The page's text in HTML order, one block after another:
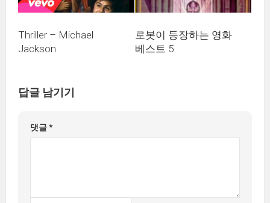
Thriller – Michael
Jackson
로봇이 등장하는 영화
베스트 5
답글 남기기
댓글*